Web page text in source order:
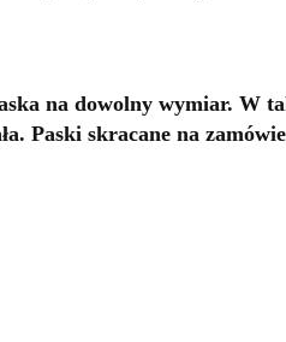
na dowolny wymiar. W
Paski skracane na